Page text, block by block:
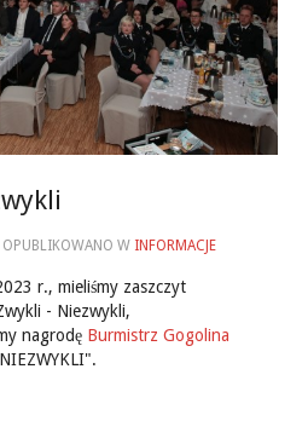
OPUBLIKOWANO W INFORMACJE
r., mieliśmy zaszczyt
- Niezwykli,
nagrodę Burmistrz Gogolina